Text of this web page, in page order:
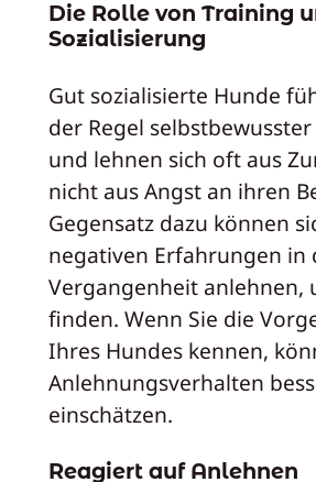
Die Rolle von Training
Sozialisierung
Gut sozialisierte Hunde
der Regel
und lehnen sich oft aus
nicht aus Angst an ihren
Gegensatz dazu können
negativen Erfahrungen in
Vergangenheit anlehnen,
finden. Wenn Sie die
Ihres Hundes kennen,
Anlehnungsverhalten
einschätzen.
Reagiert auf Anlehnen